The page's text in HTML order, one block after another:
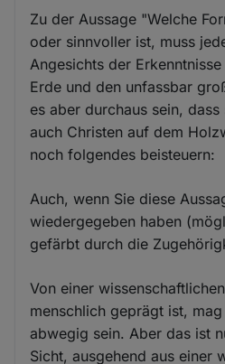
Zu der Aussage "Welche
oder sinnvoller ist, muss
Angesichts der
Erde und den unfassbar
es aber durchaus sein,
auch Christen auf dem
noch folgendes beisteuern:
Auch, wenn Sie diese
wiedergegeben haben
gefärbt durch die
Von einer
menschlich geprägt ist,
abwegig sein. Aber das ist
Sicht, ausgehend aus einer